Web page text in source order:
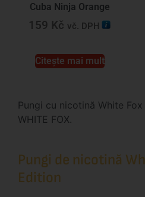
Cuba Ninja Orange
159 Kč vč. DPH
Citește mai mult
Pungi cu nicotină White
WHITE FOX.
Pungi de nicotină
Edition